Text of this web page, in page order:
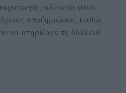
αλλαγές στον
αποζημιώσεις, καθώς
να στηρίζουν τη δουλειά